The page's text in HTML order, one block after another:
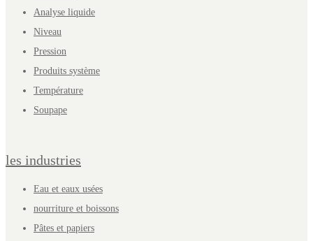
Analyse liquide
Niveau
Pression
Produits système
Température
Soupape
les industries
Eau et eaux usées
nourriture et boissons
Pâtes et papiers